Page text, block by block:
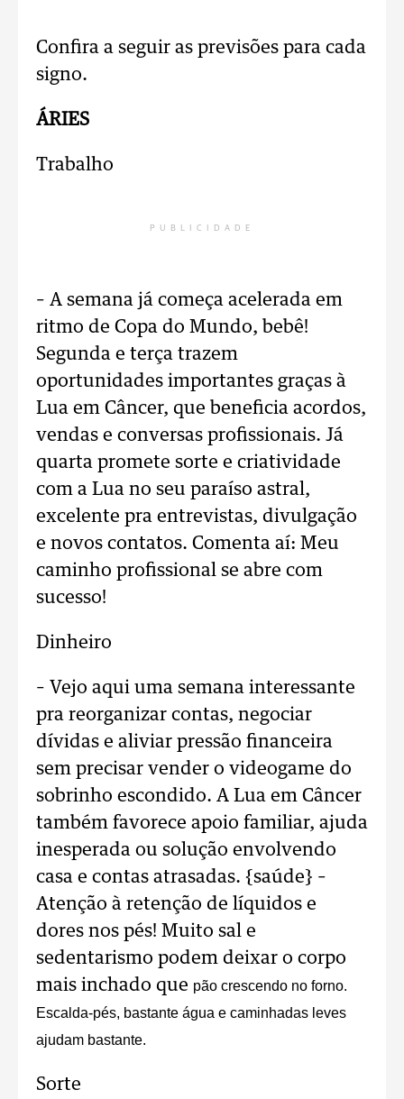
Confira a seguir as previsões para cada
signo.
ÁRIES
Trabalho
PUBLICIDADE
– A semana já começa acelerada em
ritmo de Copa do Mundo, bebê!
Segunda e terça trazem
oportunidades importantes graças à
Lua em Câncer, que beneficia acordos,
vendas e conversas profissionais. Já
quarta promete sorte e criatividade
com a Lua no seu paraíso astral,
excelente pra entrevistas, divulgação
e novos contatos. Comenta aí: Meu
caminho profissional se abre com
sucesso!
Dinheiro
– Vejo aqui uma semana interessante
pra reorganizar contas, negociar
dívidas e aliviar pressão financeira
sem precisar vender o videogame do
sobrinho escondido. A Lua em Câncer
também favorece apoio familiar, ajuda
inesperada ou solução envolvendo
casa e contas atrasadas. {saúde} –
Atenção à retenção de líquidos e
dores nos pés! Muito sal e
sedentarismo podem deixar o corpo
mais inchado que pão crescendo no forno.
Escalda-pés, bastante água e caminhadas leves
ajudam bastante.
Sorte